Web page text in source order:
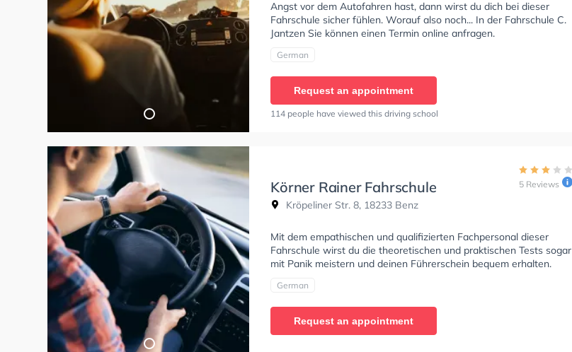
Angst vor dem Autofahren hast, dann wirst du dich bei dieser
Fahrschule sicher fühlen. Worauf also noch... In der Fahrschule C.
Jantzen Sie können einen Termin online anfragen.
German
Request an appointment
114 people have viewed this driving school
Körner Rainer Fahrschule
Kröpeliner Str. 8, 18233 Benz
5 Reviews
Mit dem empathischen und qualifizierten Fachpersonal dieser
Fahrschule wirst du die theoretischen und praktischen Tests sogar
mit Panik meistern und deinen Führerschein bequem erhalten.
German
Request an appointment